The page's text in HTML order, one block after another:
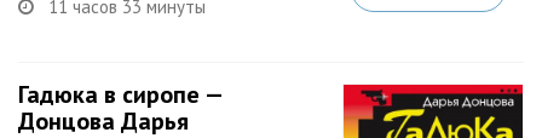
11 часов 33 минуты
Гадюка в сиропе —
Донцова Дарья